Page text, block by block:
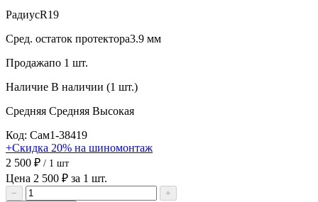
РадиусR19
Сред. остаток протектора3.9 мм
Продажапо 1 шт.
Наличие В наличии (1 шт.)
Средняя Средняя Высокая
Код: Сам1-38419
+Скидка 20% на шиномонтаж
2 500 ₽ / 1 шт
Цена 2 500 ₽ за 1 шт.
−
+